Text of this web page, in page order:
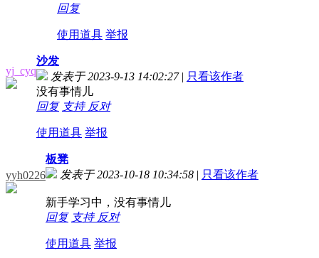
回复
使用道具 举报
yj_cyq
沙发
发表于 2023-9-13 14:02:27 | 只看该作者
没有事情儿
回复 支持 反对
使用道具 举报
yyh0226
板凳
发表于 2023-10-18 10:34:58 | 只看该作者
新手学习中，没有事情儿
回复 支持 反对
使用道具 举报